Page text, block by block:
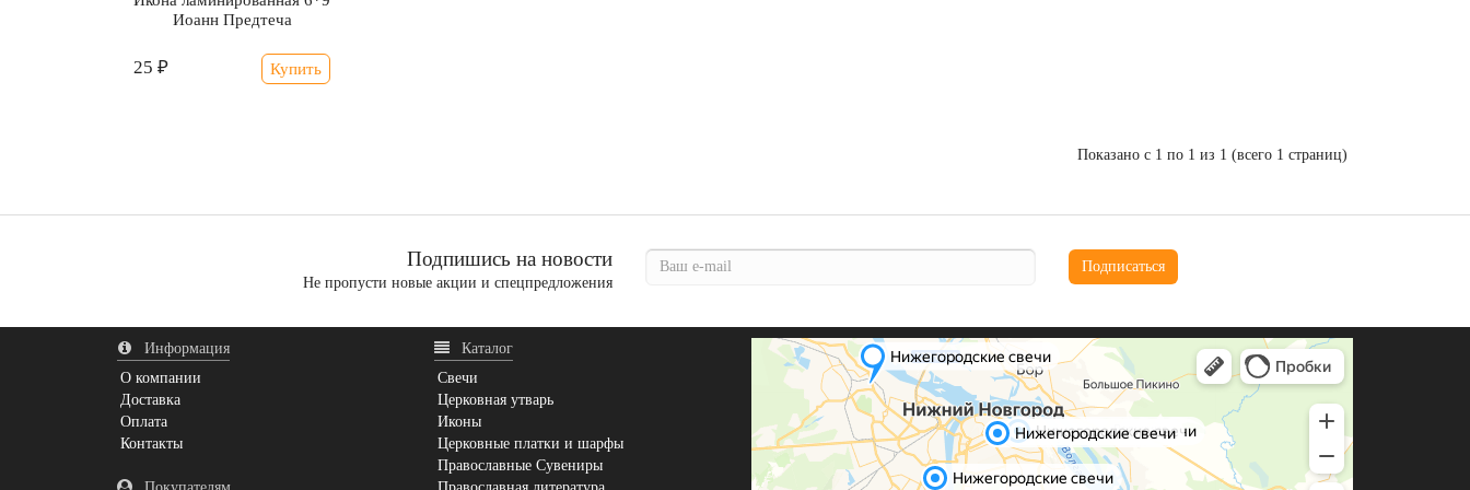
Иоанн Предтеча
25 ₽ Купить
Показано с 1 по 1 из 1 (всего 1 страниц)
Подпишись на новости
Не пропусти новые акции и спецпредложения
Подписаться
Информация
О компании
Доставка
Оплата
Контакты
Каталог
Свечи
Церковная утварь
Иконы
Церковные платки и шарфы
Православные Сувениры